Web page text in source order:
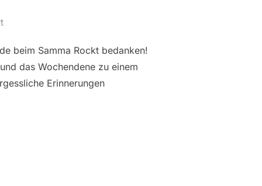
beim Samma Rockt bedanken!
das Wochendene zu einem
Erinnerungen